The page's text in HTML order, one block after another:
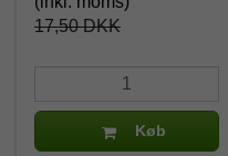
17,50 DKK
Køb